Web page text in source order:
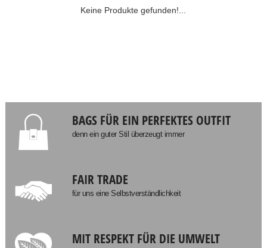
Keine Produkte gefunden!...
BAGS FÜR EIN PERFEKTES OUTFIT
denn ein guter Stil überzeugt immer
FAIR TRADE
für uns eine Selbstverständlichkeit
MIT RESPEKT FÜR DIE UMWELT